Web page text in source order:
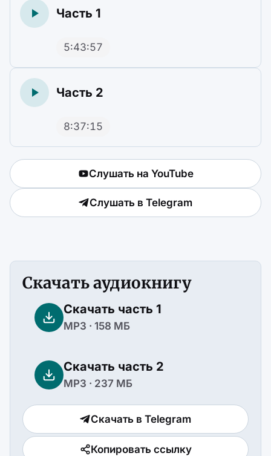
Часть 1
5:43:57
Часть 2
8:37:15
Слушать на YouTube
Слушать в Telegram
Скачать аудиокнигу
Скачать часть 1
MP3 · 158 МБ
Скачать часть 2
MP3 · 237 МБ
Скачать в Telegram
Копировать ссылку